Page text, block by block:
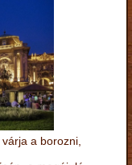
a borozni,